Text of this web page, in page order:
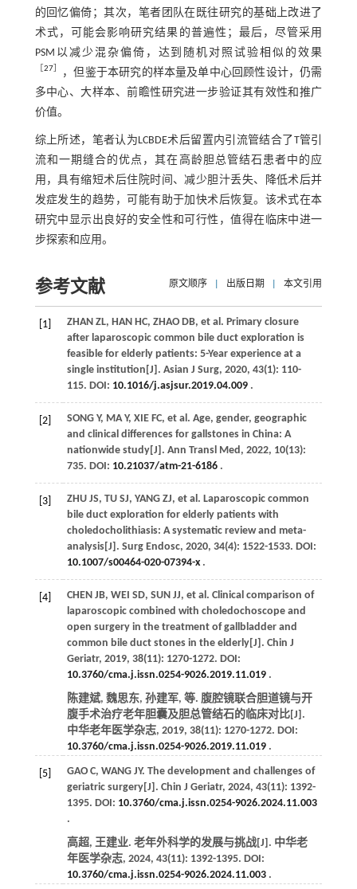
的回忆偏倚；其次，笔者团队在既往研究的基础上改进了
术式，可能会影响研究结果的普遍性；最后，尽管采用
PSM以减少混杂偏倚，达到随机对照试验相似的效果
［27］
，但鉴于本研究的样本量及单中心回顾性设计，仍需
多中心、大样本、前瞻性研究进一步验证其有效性和推广
价值。
综上所述，笔者认为LCBDE术后留置内引流管结合了T管引
流和一期缝合的优点，其在高龄胆总管结石患者中的应
用，具有缩短术后住院时间、减少胆汁丢失、降低术后并
发症发生的趋势，可能有助于加快术后恢复。该术式在本
研究中显示出良好的安全性和可行性，值得在临床中进一
步探索和应用。
参考文献 原文顺序 出版日期 本文引用
[1] ZHAN ZL, HAN HC, ZHAO DB, et al . Primary closure
after laparoscopic common bile duct exploration is
feasible for elderly patients: 5-Year experience at a
single institution[J]. Asian J Surg, 2020, 43(1): 110-
115. DOI: 10.1016/j.asjsur.2019.04.009.
[2] SONG Y, MA Y, XIE FC, et al . Age, gender, geographic
and clinical differences for gallstones in China: A
nationwide study[J]. Ann Transl Med , 2022, 10(13):
735. DOI: 10.21037/atm-21-6186.
[3] ZHU JS, TU SJ, YANG ZJ, et al . Laparoscopic common
bile duct exploration for elderly patients with
choledocholithiasis: A systematic review and meta-
analysis[J]. Surg Endosc, 2020, 34(4): 1522-1533. DOI:
10.1007/s00464-020-07394-x.
[4] CHEN JB, WEI SD, SUN JJ, et al . Clinical comparison of
laparoscopic combined with choledochoscope and
open surgery in the treatment of gallbladder and
common bile duct stones in the elderly[J]. Chin J
Geriatr, 2019, 38(11): 1270-1272. DOI:
10.3760/cma.j.issn.0254-9026.2019.11.019.
陈建斌, 魏思东, 孙建军, 等. 腹腔镜联合胆道镜与开
腹手术治疗老年胆囊及胆总管结石的临床对比[J].
中华老年医学杂志, 2019, 38(11): 1270-1272. DOI:
10.3760/cma.j.issn.0254-9026.2019.11.019.
[5] GAO C, WANG JY. The development and challenges of
geriatric surgery[J]. Chin J Geriatr, 2024, 43(11): 1392-
1395. DOI: 10.3760/cma.j.issn.0254-9026.2024.11.003
.
高超, 王建业. 老年外科学的发展与挑战[J]. 中华老
年医学杂志, 2024, 43(11): 1392-1395. DOI:
10.3760/cma.j.issn.0254-9026.2024.11.003.